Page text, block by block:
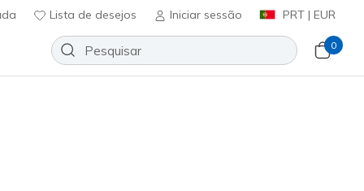
Lista de desejos Iniciar sessão PRT | EUR
0